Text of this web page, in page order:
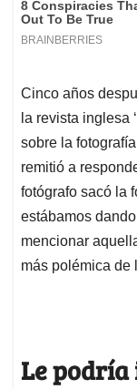
Cinco años
la revista inglesa
sobre la
remitió a
fotógrafo sacó la
estábamos
mencionar
más polémica de
Le